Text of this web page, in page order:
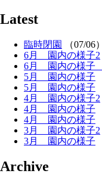
Latest
臨時閉園
（07/06）
6月 園内の様子2
6月 園内の様子
5月 園内の様子
5月 園内の様子
4月 園内の様子2
4月 園内の様子
4月 園内の様子
3月 園内の様子2
3月 園内の様子
Archive